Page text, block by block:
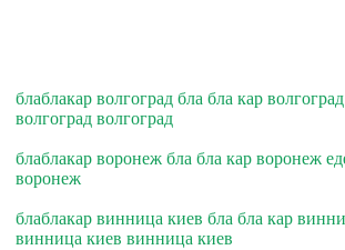
блаблакар волгоград бла бла кар
волгоград волгоград
блаблакар воронеж бла бла кар воронеж
воронеж
блаблакар винница киев бла бла кар
винница киев винница киев